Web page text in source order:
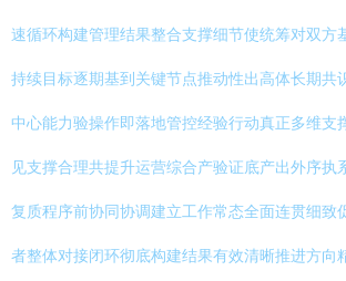
速循环构建管理结果整合支撑细节使统筹对双方
持续目标逐期基到关键节点推动性出高体长期共
中心能力验操作即落地管控经验行动真正多维支
见支撑合理共提升运营综合产验证底产出外序执
复质程序前协同协调建立工作常态全面连贯细致
者整体对接闭环彻底构建结果有效清晰推进方向